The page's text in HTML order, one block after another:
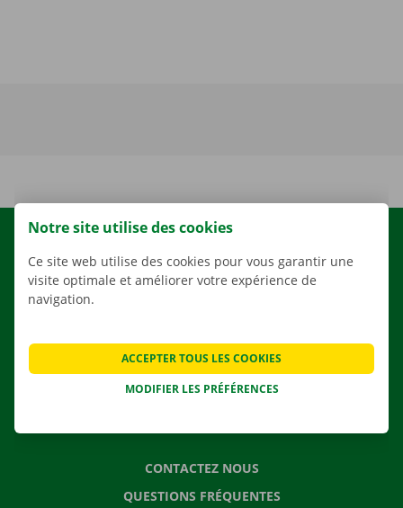
NOS VÉHICULES
APPLI
SOLUTIONS DE DÉMÉNAGEMENT
CONTACTEZ NOUS
QUESTIONS FRÉQUENTES
Notre site utilise des cookies
Ce site web utilise des cookies pour vous garantir une
visite optimale et améliorer votre expérience de
navigation.
MODIFIER LES PRÉFÉRENCES
ACCEPTER TOUS LES COOKIES